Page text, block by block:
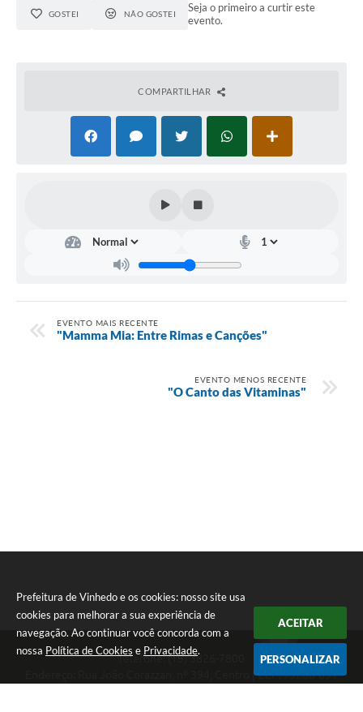
Prefeitura de Vinhedo e os cookies: nosso site usa
cookies para melhorar a sua experiência de
navegação. Ao continuar você concorda com a
nossa Política de Cookies e Privacidade.
ACEITAR
PERSONALIZAR
GOSTEI NÃO GOSTEI
Seja o primeiro a curtir este
evento.
COMPARTILHAR
EVENTO MAIS RECENTE
"Mamma Mia: Entre Rimas e Canções"
EVENTO MENOS RECENTE
"O Canto das Vitaminas"
Telefone: (19) 3826-7800
Endereço: Rua João Corazzari, nº 394, Centro | CEP: 13280-091